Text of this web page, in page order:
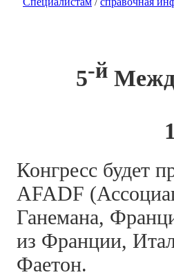
5-й
Конгресс будет
AFADF
Ганемана,
из Франции,
Фаетон.